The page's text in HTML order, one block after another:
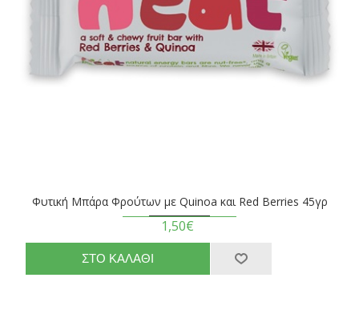
Φυτική Μπάρα Φρούτων με Quinoa και Red Berries 45γρ
1,50€